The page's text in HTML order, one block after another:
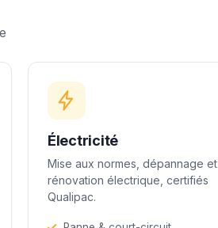
Électricité
Mise aux normes, dépannage et
rénovation électrique, certifiés
Qualipac.